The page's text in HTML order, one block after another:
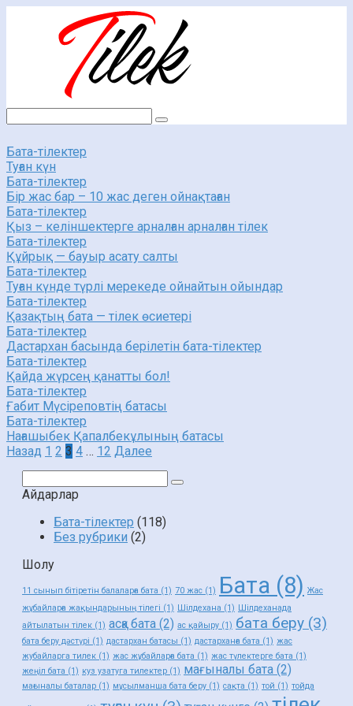
Бата-тілектер
Туған күн
Бата-тілектер
Бір жас бар – 10 жас деген ойнақтаған
Бата-тілектер
Қыз – келіншектерге арналған арналған тілек
Бата-тілектер
Құйрық — бауыр асату салты
Бата-тілектер
Туған күнде түрлі мерекеде ойнайтын ойындар
Бата-тілектер
Қазақтың бата — тілек өсиетері
Бата-тілектер
Дастархан басында берілетін бата-тілектер
Бата-тілектер
Қайда жүрсең қанатты бол!
Бата-тілектер
Ғабит Мүсіреповтің батасы
Бата-тілектер
Нағашыбек Қапалбекұлының батасы
Пагинация
Назад 1 2 3 4 … 12 Далее
Айдарлар
Бата-тілектер (118)
Без рубрики (2)
Шолу
11 сынып бітіретін балаларға бата (1) 70 жас (1) Бата (8) Жас
жұбайларға жақындарының тілегі (1) Шілдехана (1) Шілдеханада
айтылатын тілек (1) асқа бата (2) ас қайыру (1) бата беру (3)
бата беру дәстүрі (1) дастархан батасы (1) дастарханға бата (1) жас
жубайларга тилек (1) жас жұбайларға бата (1) жас түлектерге бата (1)
жеңіл бата (1) куз узатуга тилектер (1) мағыналы бата (2)
мағыналы баталар (1) мұсылманша бата беру (1) сақта (1) той (1) тойда